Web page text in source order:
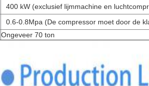
400 kW (exclusief lijmmachine en
0.6-0.8Mpa (De compressor moet door de
Ongeveer 70 ton